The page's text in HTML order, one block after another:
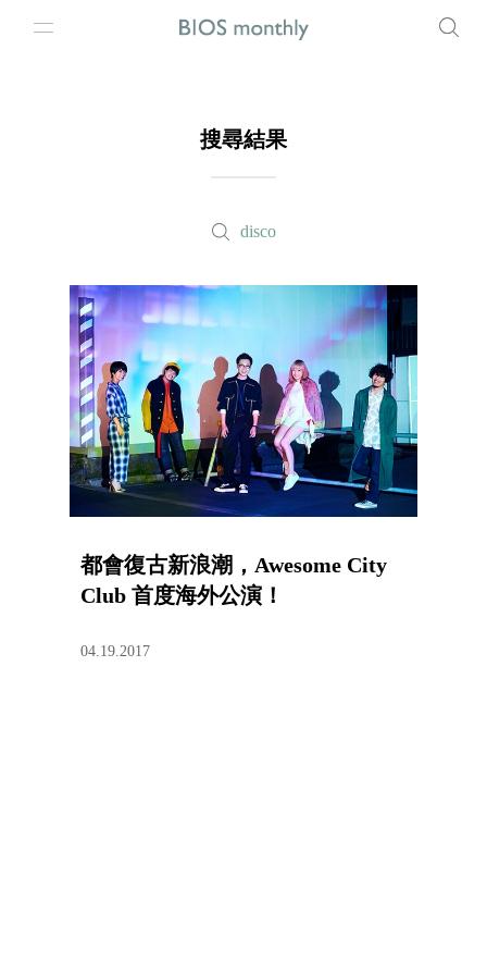
搜尋結果
disco
都會復古新浪潮，Awesome City
Club 首度海外公演！
04.19.2017